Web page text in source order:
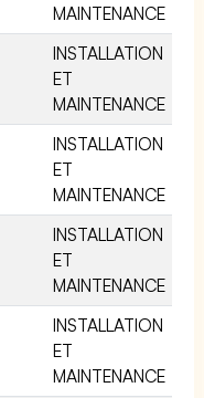
MAINTENANCE
INSTALLATION
ET
MAINTENANCE
INSTALLATION
ET
MAINTENANCE
INSTALLATION
ET
MAINTENANCE
INSTALLATION
ET
MAINTENANCE